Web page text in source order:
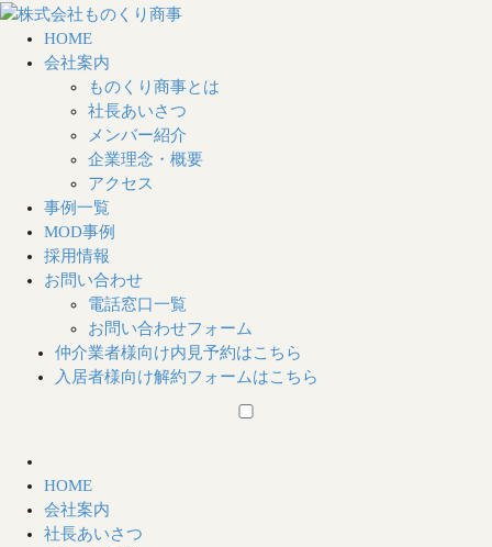
HOME
会社案内
ものくり商事とは
社長あいさつ
メンバー紹介
企業理念・概要
アクセス
事例一覧
MOD事例
採用情報
お問い合わせ
電話窓口一覧
お問い合わせフォーム
仲介業者様向け内見予約はこちら
入居者様向け解約フォームはこちら
HOME
会社案内
社長あいさつ